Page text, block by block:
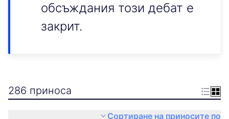
обсъждания този дебат е
закрит.
286 приноса
Сортиране на приносите по